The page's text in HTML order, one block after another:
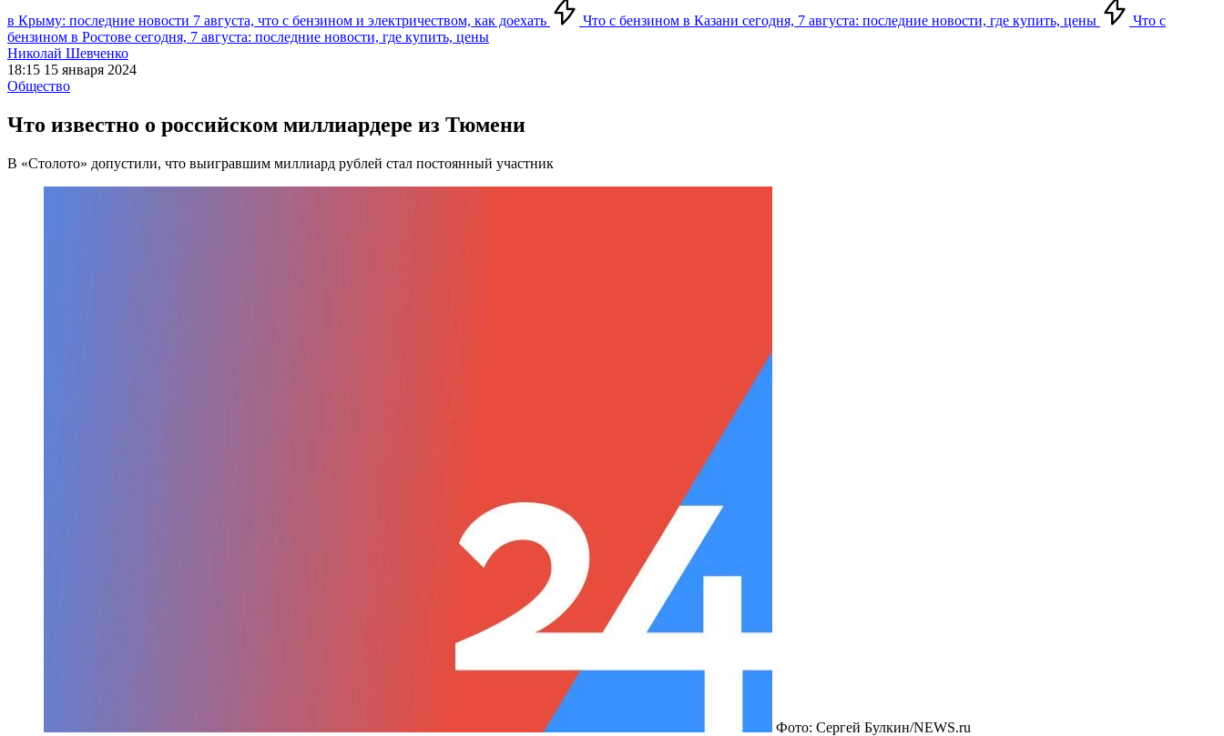
в Крыму: последние новости 7 августа, что с бензином и электричеством, как доехать Что с бензином в Казани сегодня, 7 августа: последние новости, где купить, цены
Что с
бензином в Ростове сегодня, 7 августа: последние новости, где купить, цены
Николай Шевченко
18:15 15 января 2024
Общество
Что известно о российском миллиардере из Тюмени
В «Столото» допустили, что выигравшим миллиард рублей стал постоянный участник
Фото: Сергей Булкин/NEWS.ru